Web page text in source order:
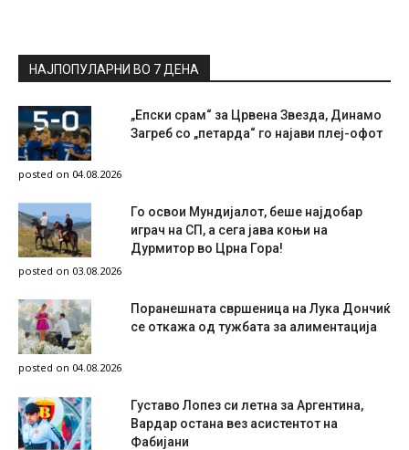
НАЈПОПУЛАРНИ ВО 7 ДЕНА
„Епски срам“ за Црвена Звезда, Динамо
Загреб со „петарда“ го најави плеј-офот
posted on 04.08.2026
Го освои Мундијалот, беше најдобар
играч на СП, а сега јава коњи на
Дурмитор во Црна Гора!
posted on 03.08.2026
Поранешната свршеница на Лука Дончиќ
се откажа од тужбата за алиментација
posted on 04.08.2026
Густаво Лопез си летна за Аргентина,
Вардар остана вез асистентот на
Фабијани